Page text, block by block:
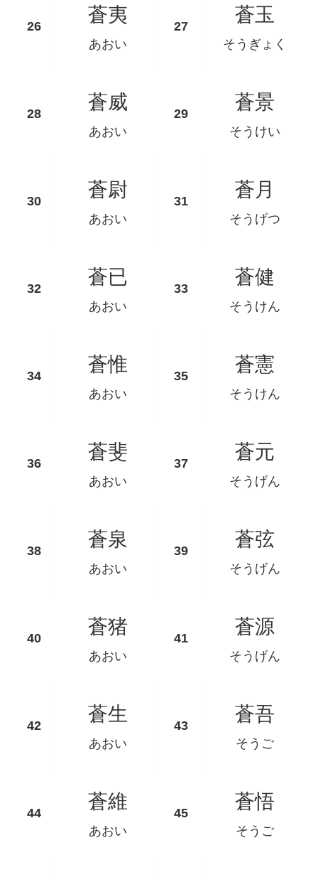
蒼夷
あおい
蒼玉
そうぎょく
蒼威
あおい
蒼景
そうけい
蒼尉
あおい
蒼月
そうげつ
蒼已
あおい
蒼健
そうけん
蒼惟
あおい
蒼憲
そうけん
蒼斐
あおい
蒼元
そうげん
蒼泉
あおい
蒼弦
そうげん
蒼猪
あおい
蒼源
そうげん
蒼生
あおい
蒼吾
そうご
蒼維
あおい
蒼悟
そうご